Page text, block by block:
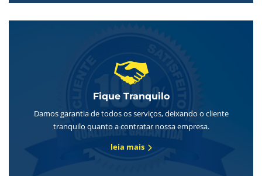
Fique Tranquilo
Damos garantia de todos os serviços, deixando o cliente
tranquilo quanto a contratar nossa empresa.
leia mais